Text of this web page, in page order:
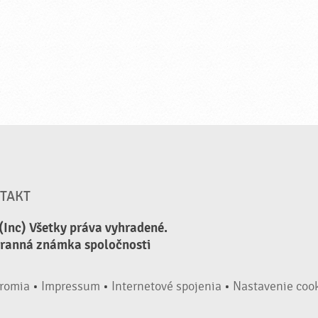
Všetky práva vyhradené.
známka spoločnosti
• Impressum • Internetové spojenia • Nastavenie